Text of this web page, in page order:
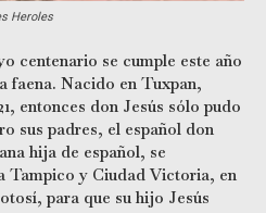
Heroles
centenario se cumple este año
faena. Nacido en Tuxpan,
entonces don Jesús sólo pudo
sus padres, el español don
hija de español, se
Tampico y Ciudad Victoria, en
para que su hijo Jesús